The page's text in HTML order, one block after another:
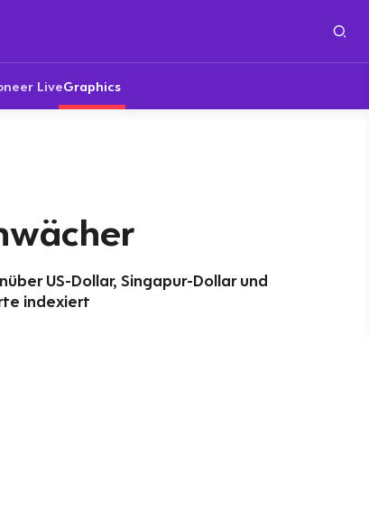
LiveGraphics
US-Dollar, Singapur-Dollar und
indexiert